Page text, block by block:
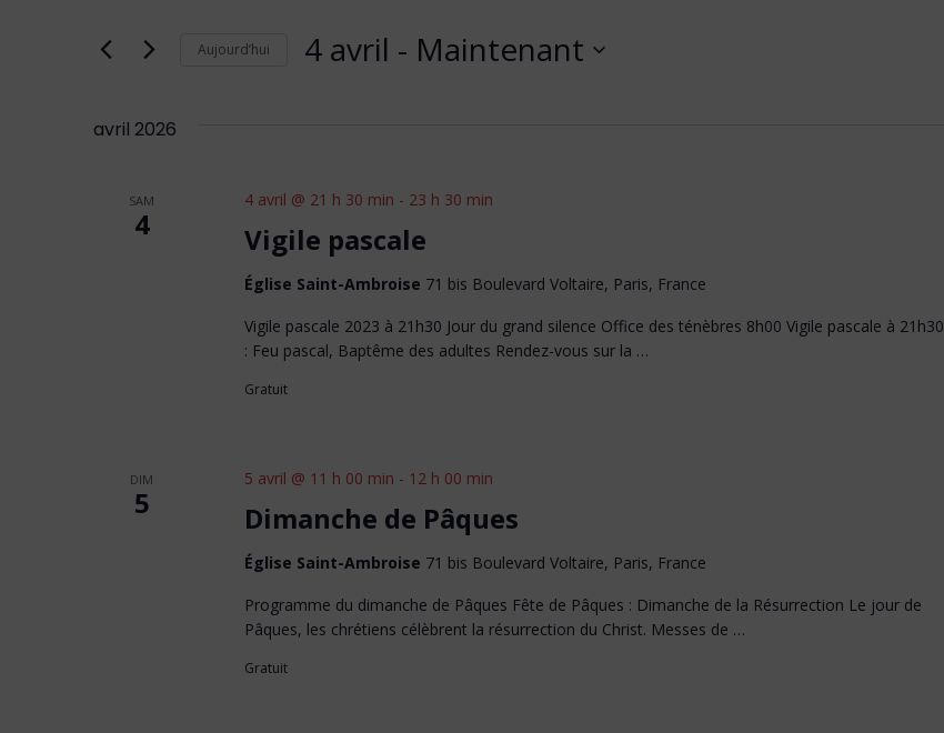
navigation
de
vues
Évènements
Rechercher
mot-
Aujourd’hui 4 avril - Maintenant
avril 2026
SAM
4 Vigile pascale
4 avril @ 21 h 30 min - 23 h 30 min
Église Saint-Ambroise 71 bis Boulevard Voltaire, Paris, France
Vigile pascale 2023 à 21h30 Jour du grand silence Office des ténèbres 8h00 Vigile pascale à 21h30
: Feu pascal, Baptême des adultes Rendez-vous sur la …
Gratuit
DIM
5 Dimanche de Pâques
5 avril @ 11 h 00 min - 12 h 00 min
Église Saint-Ambroise 71 bis Boulevard Voltaire, Paris, France
Programme du dimanche de Pâques Fête de Pâques : Dimanche de la Résurrection Le jour de
Pâques, les chrétiens célèbrent la résurrection du Christ. Messes de …
Gratuit